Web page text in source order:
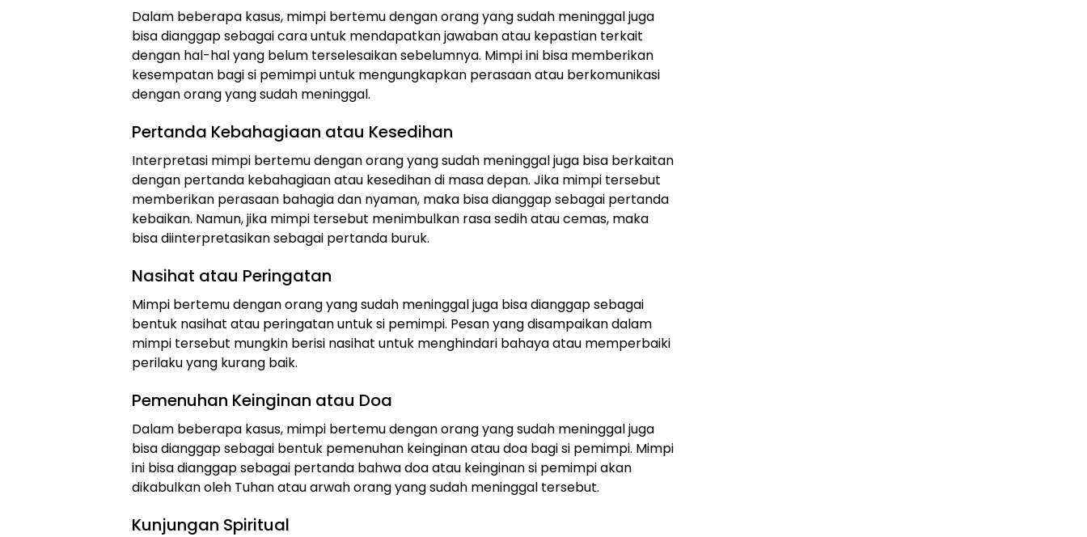
Dalam beberapa kasus, mimpi bertemu dengan orang yang sudah meninggal juga
bisa dianggap sebagai cara untuk mendapatkan jawaban atau kepastian terkait
dengan hal-hal yang belum terselesaikan sebelumnya. Mimpi ini bisa memberikan
kesempatan bagi si pemimpi untuk mengungkapkan perasaan atau berkomunikasi
dengan orang yang sudah meninggal.
Pertanda Kebahagiaan atau Kesedihan
Interpretasi mimpi bertemu dengan orang yang sudah meninggal juga bisa berkaitan
dengan pertanda kebahagiaan atau kesedihan di masa depan. Jika mimpi tersebut
memberikan perasaan bahagia dan nyaman, maka bisa dianggap sebagai pertanda
kebaikan. Namun, jika mimpi tersebut menimbulkan rasa sedih atau cemas, maka
bisa diinterpretasikan sebagai pertanda buruk.
Nasihat atau Peringatan
Mimpi bertemu dengan orang yang sudah meninggal juga bisa dianggap sebagai
bentuk nasihat atau peringatan untuk si pemimpi. Pesan yang disampaikan dalam
mimpi tersebut mungkin berisi nasihat untuk menghindari bahaya atau memperbaiki
perilaku yang kurang baik.
Pemenuhan Keinginan atau Doa
Dalam beberapa kasus, mimpi bertemu dengan orang yang sudah meninggal juga
bisa dianggap sebagai bentuk pemenuhan keinginan atau doa bagi si pemimpi. Mimpi
ini bisa dianggap sebagai pertanda bahwa doa atau keinginan si pemimpi akan
dikabulkan oleh Tuhan atau arwah orang yang sudah meninggal tersebut.
Kunjungan Spiritual